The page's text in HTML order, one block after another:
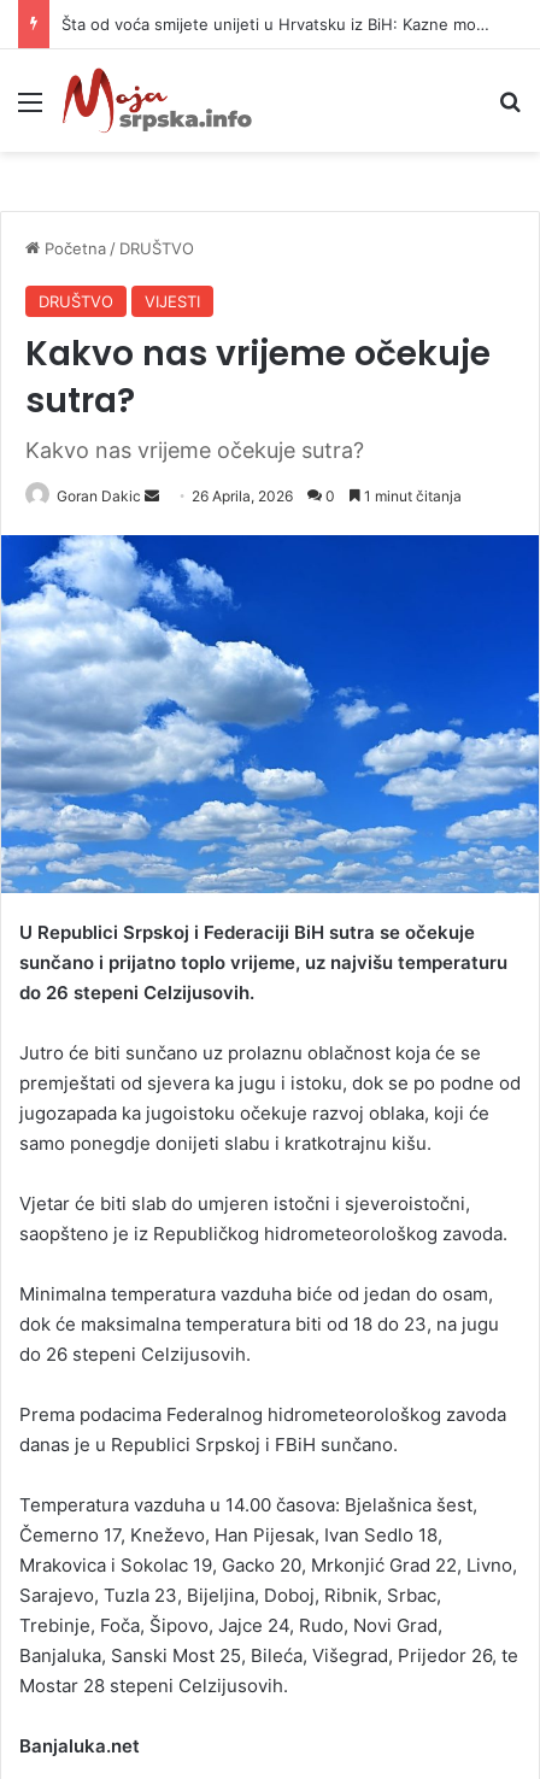
Šta od voća smijete unijeti u Hrvatsku iz BiH: Kazne mogu dostići 13.260 evra
Meni
Početna / DRUŠTVO
DRUŠTVO VIJESTI
Kakvo nas vrijeme očekuje
sutra?
Kakvo nas vrijeme očekuje sutra?
Goran Dakic
d
a
n
m
a
i
l
26 Aprila, 2026 0 1 minut čitanja
U Republici Srpskoj i Federaciji BiH sutra se očekuje
sunčano i prijatno toplo vrijeme, uz najvišu temperaturu
do 26 stepeni Celzijusovih.
Jutro će biti sunčano uz prolaznu oblačnost koja će se
premještati od sjevera ka jugu i istoku, dok se po podne od
jugozapada ka jugoistoku očekuje razvoj oblaka, koji će
samo ponegdje donijeti slabu i kratkotrajnu kišu.
Vjetar će biti slab do umjeren istočni i sjeveroistočni,
saopšteno je iz Republičkog hidrometeorološkog zavoda.
Minimalna temperatura vazduha biće od jedan do osam,
dok će maksimalna temperatura biti od 18 do 23, na jugu
do 26 stepeni Celzijusovih.
Prema podacima Federalnog hidrometeorološkog zavoda
danas je u Republici Srpskoj i FBiH sunčano.
Temperatura vazduha u 14.00 časova: Bjelašnica šest,
Čemerno 17, Kneževo, Han Pijesak, Ivan Sedlo 18,
Mrakovica i Sokolac 19, Gacko 20, Mrkonjić Grad 22, Livno,
Sarajevo, Tuzla 23, Bijeljina, Doboj, Ribnik, Srbac,
Trebinje, Foča, Šipovo, Jajce 24, Rudo, Novi Grad,
Banjaluka, Sanski Most 25, Bileća, Višegrad, Prijedor 26, te
Mostar 28 stepeni Celzijusovih.
Banjaluka.net